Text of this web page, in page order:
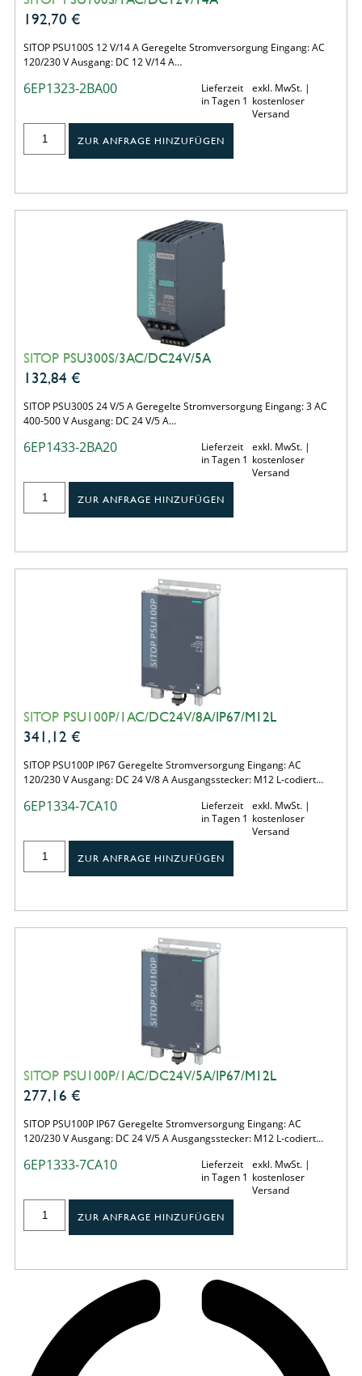
192,70 €
SITOP PSU100S 12 V/14 A Geregelte Stromversorgung Eingang: AC
120/230 V Ausgang: DC 12 V/14 A…
6EP1323-2BA00
Lieferzeit
in Tagen 1
exkl. MwSt. |
kostenloser
Versand
ZUR ANFRAGE HINZUFÜGEN
SITOP PSU300S/3AC/DC24V/5A
132,84 €
SITOP PSU300S 24 V/5 A Geregelte Stromversorgung Eingang: 3 AC
400-500 V Ausgang: DC 24 V/5 A…
6EP1433-2BA20
Lieferzeit
in Tagen 1
exkl. MwSt. |
kostenloser
Versand
ZUR ANFRAGE HINZUFÜGEN
SITOP PSU100P/1AC/DC24V/8A/IP67/M12L
341,12 €
SITOP PSU100P IP67 Geregelte Stromversorgung Eingang: AC
120/230 V Ausgang: DC 24 V/8 A Ausgangsstecker: M12 L-codiert…
6EP1334-7CA10
Lieferzeit
in Tagen 1
exkl. MwSt. |
kostenloser
Versand
ZUR ANFRAGE HINZUFÜGEN
SITOP PSU100P/1AC/DC24V/5A/IP67/M12L
277,16 €
SITOP PSU100P IP67 Geregelte Stromversorgung Eingang: AC
120/230 V Ausgang: DC 24 V/5 A Ausgangsstecker: M12 L-codiert…
6EP1333-7CA10
Lieferzeit
in Tagen 1
exkl. MwSt. |
kostenloser
Versand
ZUR ANFRAGE HINZUFÜGEN